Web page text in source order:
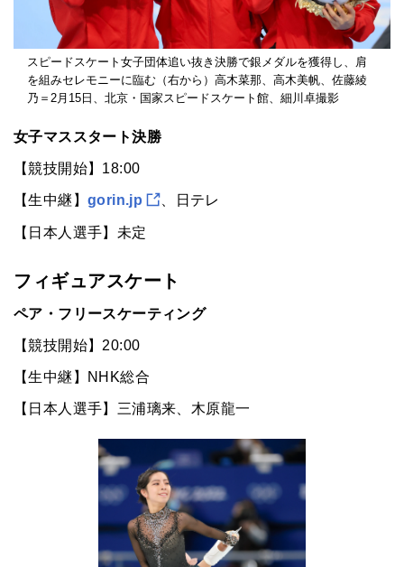
スピードスケート女子団体追い抜き決勝で銀メダルを獲得し、肩
を組みセレモニーに臨む（右から）高木菜那、高木美帆、佐藤綾
乃＝2月15日、北京・国家スピードスケート館、細川卓撮影
女子マススタート決勝
【競技開始】18:00
【生中継】 gorin.jp 、日テレ
【日本人選手】未定
フィギュアスケート
ペア・フリースケーティング
【競技開始】20:00
【生中継】NHK総合
【日本人選手】三浦璃来、木原龍一